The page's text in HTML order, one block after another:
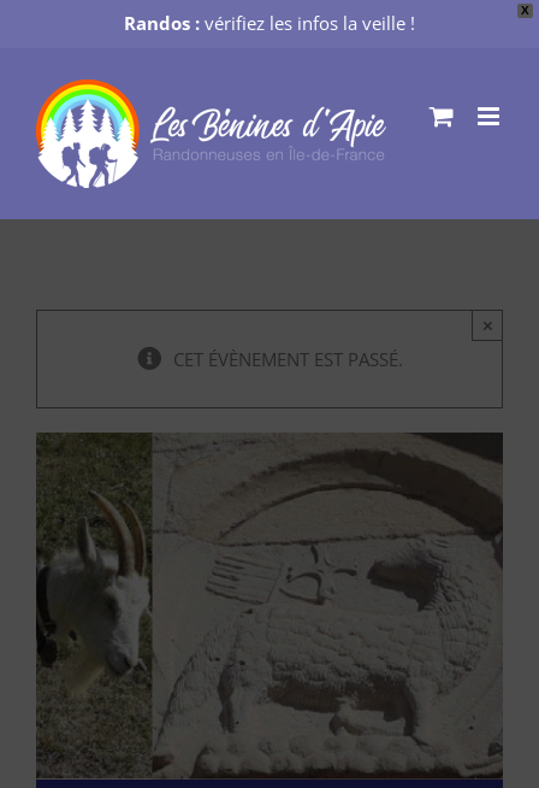
X
Randos : vérifiez les infos la veille !
contenu
CET ÉVÈNEMENT EST PASSÉ.
×